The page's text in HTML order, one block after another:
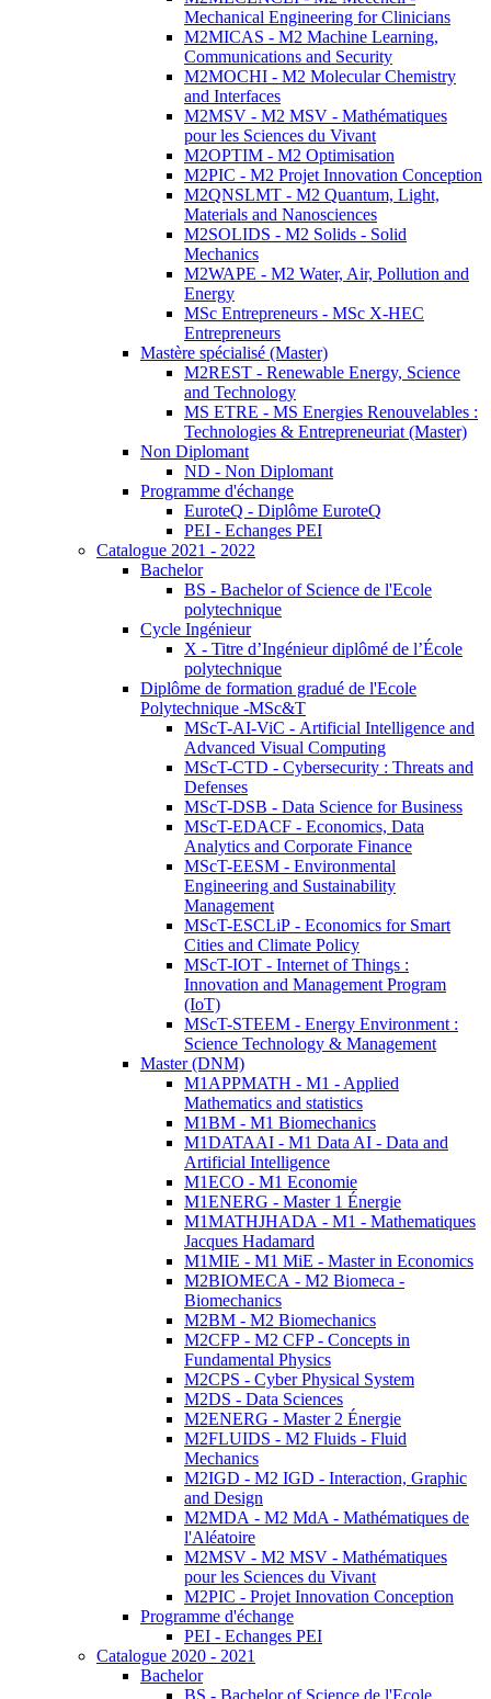
Mechanical Engineering for Clinicians
M2MICAS - M2 Machine Learning,
Communications and Security
M2MOCHI - M2 Molecular Chemistry
and Interfaces
M2MSV - M2 MSV - Mathématiques
pour les Sciences du Vivant
M2OPTIM - M2 Optimisation
M2PIC - M2 Projet Innovation Conception
M2QNSLMT - M2 Quantum, Light,
Materials and Nanosciences
M2SOLIDS - M2 Solids - Solid
Mechanics
M2WAPE - M2 Water, Air, Pollution and
Energy
MSc Entrepreneurs - MSc X-HEC
Entrepreneurs
Mastère spécialisé (Master)
M2REST - Renewable Energy, Science
and Technology
MS ETRE - MS Energies Renouvelables :
Technologies & Entrepreneuriat (Master)
Non Diplomant
ND - Non Diplomant
Programme d'échange
EuroteQ - Diplôme EuroteQ
PEI - Echanges PEI
Catalogue 2021 - 2022
Bachelor
BS - Bachelor of Science de l'Ecole
polytechnique
Cycle Ingénieur
X - Titre d’Ingénieur diplômé de l’École
polytechnique
Diplôme de formation gradué de l'Ecole
Polytechnique -MSc&T
MScT-AI-ViC - Artificial Intelligence and
Advanced Visual Computing
MScT-CTD - Cybersecurity : Threats and
Defenses
MScT-DSB - Data Science for Business
MScT-EDACF - Economics, Data
Analytics and Corporate Finance
MScT-EESM - Environmental
Engineering and Sustainability
Management
MScT-ESCLiP - Economics for Smart
Cities and Climate Policy
MScT-IOT - Internet of Things :
Innovation and Management Program
(IoT)
MScT-STEEM - Energy Environment :
Science Technology & Management
Master (DNM)
M1APPMATH - M1 - Applied
Mathematics and statistics
M1BM - M1 Biomechanics
M1DATAAI - M1 Data AI - Data and
Artificial Intelligence
M1ECO - M1 Economie
M1ENERG - Master 1 Énergie
M1MATHJHADA - M1 - Mathematiques
Jacques Hadamard
M1MIE - M1 MiE - Master in Economics
M2BIOMECA - M2 Biomeca -
Biomechanics
M2BM - M2 Biomechanics
M2CFP - M2 CFP - Concepts in
Fundamental Physics
M2CPS - Cyber Physical System
M2DS - Data Sciences
M2ENERG - Master 2 Énergie
M2FLUIDS - M2 Fluids - Fluid
Mechanics
M2IGD - M2 IGD - Interaction, Graphic
and Design
M2MDA - M2 MdA - Mathématiques de
l'Aléatoire
M2MSV - M2 MSV - Mathématiques
pour les Sciences du Vivant
M2PIC - Projet Innovation Conception
Programme d'échange
PEI - Echanges PEI
Catalogue 2020 - 2021
Bachelor
BS - Bachelor of Science de l'Ecole